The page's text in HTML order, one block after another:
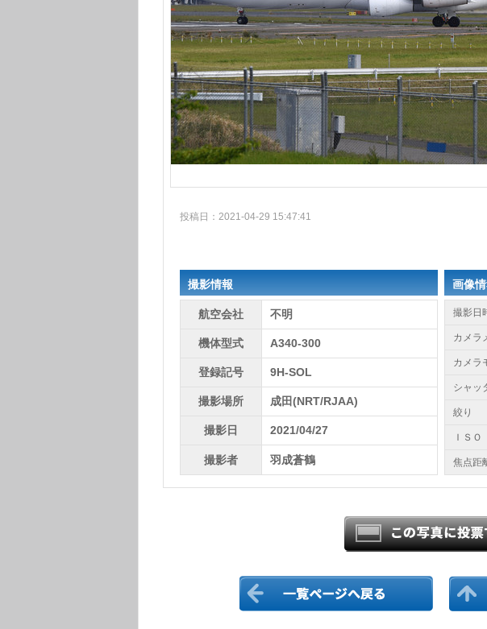
投稿日：2021-04-29 15:47:41
撮影情報
航空会社 不明
機体型式 A340-300
登録記号 9H-SOL
撮影場所 成田(NRT/RJAA)
撮影日 2021/04/27
撮影者 羽成蒼鶴
画像
撮影日
カメラ
カメラ
シャッ
絞り
ＩＳＯ
焦点距